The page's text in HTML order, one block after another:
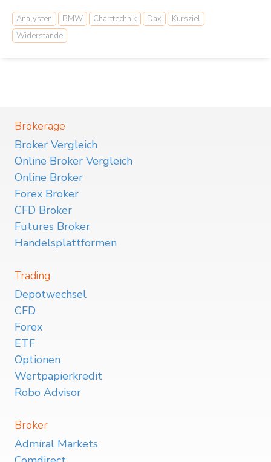
Analysten BMW Charttechnik Dax
Kursziel
Widerstände
Brokerage
Broker Vergleich
Online Broker Vergleich
Online Broker
Forex Broker
CFD Broker
Futures Broker
Handelsplattformen
Trading
Depotwechsel
CFD
Forex
ETF
Optionen
Wertpapierkredit
Robo Advisor
Broker
Admiral Markets